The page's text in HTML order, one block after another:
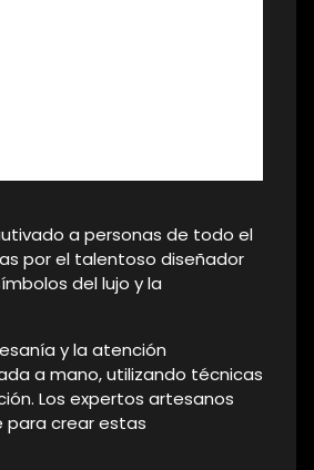
a personas de todo el
por el talentoso diseñador
del lujo y la
y la atención
a mano, utilizando técnicas
Los expertos artesanos
para crear estas